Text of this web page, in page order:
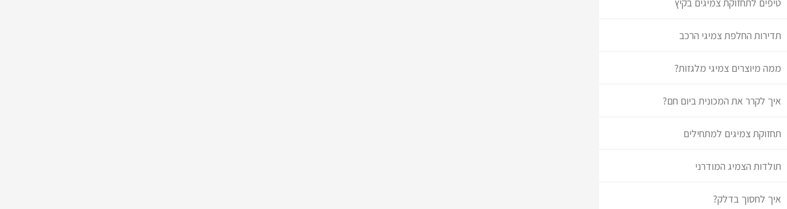
תדירות החלפת צמיגי הרכב
ממה מיוצרים צמיגי מלגזות?
איך לקרר את המכונית ביום חם?
תחזוקת צמיגים למתחילים
תולדות הצמיג המודרני
איך לחסוך בדלק?